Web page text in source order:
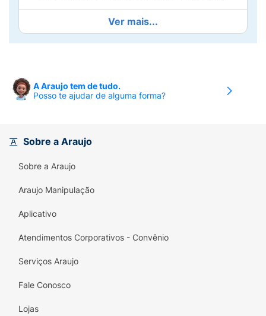
Hipoalergênico, livre de parabenos e álcool
Embalagem prática com 90 unidades
sempre limpo e protegido com conforto e
segurança.
Ver mais...
A Araujo tem de tudo.
Posso te ajudar de alguma forma?
Sobre a Araujo
Sobre a Araujo
Araujo Manipulação
Aplicativo
Atendimentos Corporativos - Convênio
Serviços Araujo
Fale Conosco
Lojas